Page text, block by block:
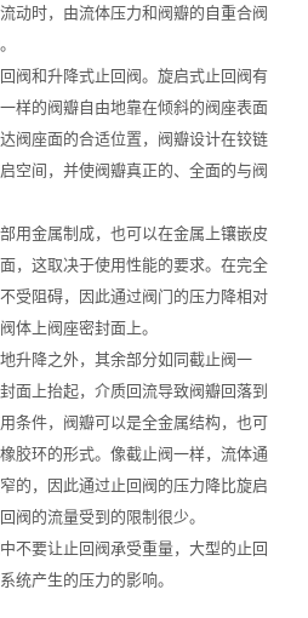
动时，由流体压力和阀瓣的自重合阀
和升降式止回阀。旋启式止回阀有
样的阀瓣自由地靠在倾斜的阀座表面
阀座面的合适位置，阀瓣设计在铰链
空间，并使阀瓣真正的、全面的与阀
金属制成，也可以在金属上镶嵌皮
，这取决于使用性能的要求。在完全
受阻碍，因此通过阀门的压力降相对
体上阀座密封面上。
降之外，其余部分如同截止阀一
面上抬起，介质回流导致阀瓣回落到
条件，阀瓣可以是全金属结构，也可
胶环的形式。像截止阀一样，流体通
的，因此通过止回阀的压力降比旋启
阀的流量受到的限制很少。
要让止回阀承受重量，大型的止回
统产生的压力的影响。